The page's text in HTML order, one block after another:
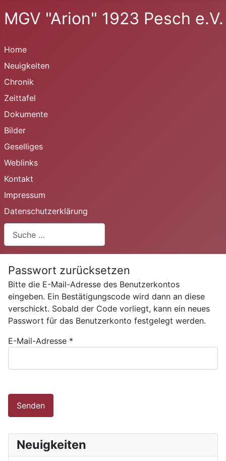
MGV "Arion" 1923 Pesch e.V.
Home
Neuigkeiten
Chronik
Zeittafel
Dokumente
Bilder
Geselliges
Weblinks
Kontakt
Impressum
Datenschutzerklärung
Passwort zurücksetzen
Bitte die E-Mail-Adresse des Benutzerkontos
eingeben. Ein Bestätigungscode wird dann an diese
verschickt. Sobald der Code vorliegt, kann ein neues
Passwort für das Benutzerkonto festgelegt werden.
E-Mail-Adresse *
Senden
Neuigkeiten